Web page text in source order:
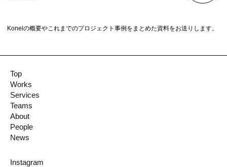
Top
Works
Services
Teams
About
People
News
Instagram
Konelの概要やこれまでのプロジェクト事例をまとめた資料をお送りします。